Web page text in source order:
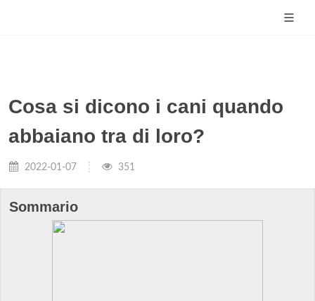
Cosa si dicono i cani quando
abbaiano tra di loro?
2022-01-07 351
Sommario